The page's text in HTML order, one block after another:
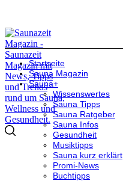
Startseite
Sauna Magazin
Sauna+
Wissenswertes
Sauna Tipps
Sauna Ratgeber
Sauna Infos
Gesundheit
Musiktipps
Sauna kurz erklärt
Promi-News
Buchtipps